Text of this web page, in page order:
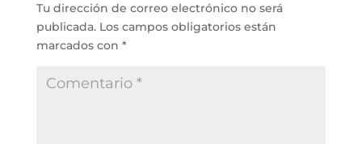
Tu dirección de correo electrónico no será
publicada. Los campos obligatorios están
marcados con *